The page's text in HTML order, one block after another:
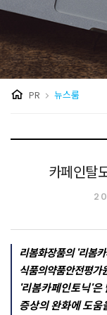
PR 뉴스룸
카페인탈
리봄화장품의 '리봄
식품의약품안전평가
'리봄카페인토닉'은
증상의 완화에 도움